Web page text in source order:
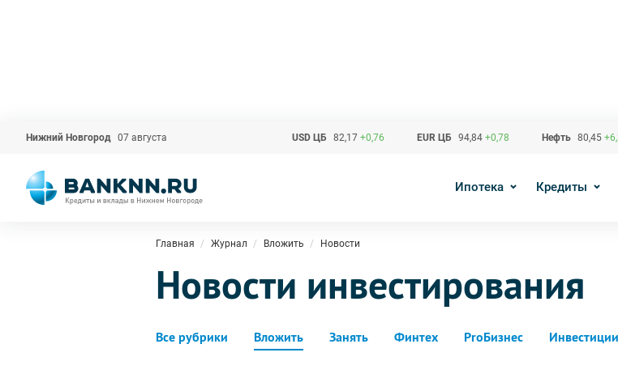
Нижний Новгород 07 августа USD ЦБ 82,17 +0,76 EUR ЦБ 94,84 +0,78 Нефть 80,45
Ипотека Кредиты
Главная Журнал Вложить Новости
Новости инвестирования
Все рубрики Вложить Занять Финтех ProБизнес Инвестиции